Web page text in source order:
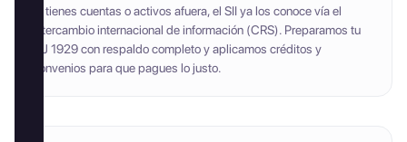
Si tienes cuentas o activos afuera, el SII ya los conoce vía el
intercambio internacional de información (CRS). Preparamos tu
DJ 1929 con respaldo completo y aplicamos créditos y
convenios para que pagues lo justo.